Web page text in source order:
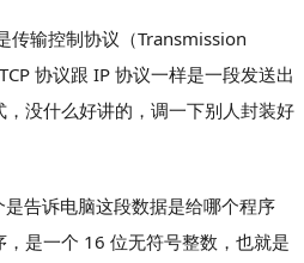
传输控制协议（Transmission
协议跟 IP 协议一样是一段发送出
没什么好讲的，调一下别人封装好
告诉电脑这段数据是给哪个程序
是一个 16 位无符号整数，也就是